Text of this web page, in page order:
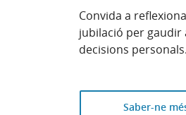
Convida a
jubilació per gaudir
decisions personals.
Saber-ne